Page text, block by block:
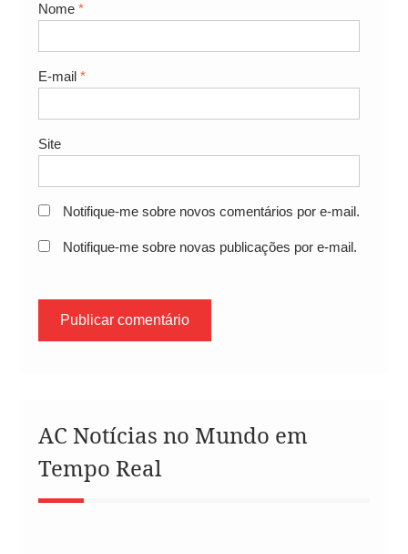
Nome *
E-mail *
Site
Notifique-me sobre novos comentários por e-mail.
Notifique-me sobre novas publicações por e-mail.
AC Notícias no Mundo em
Tempo Real